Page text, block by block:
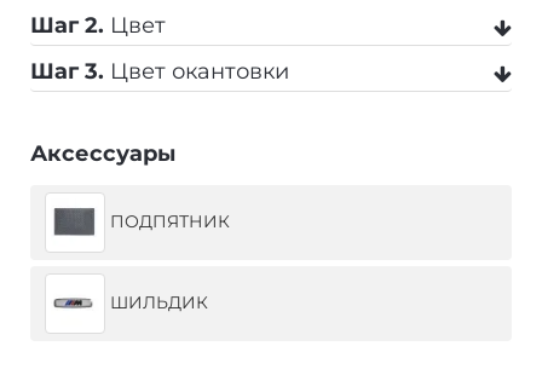
Шаг 2. Цвет
Коричневый Темно-синий
Шаг 3. Цвет окантовки
Бежевый
Аксессуары
ПОДПЯТНИК
ШИЛЬДИК